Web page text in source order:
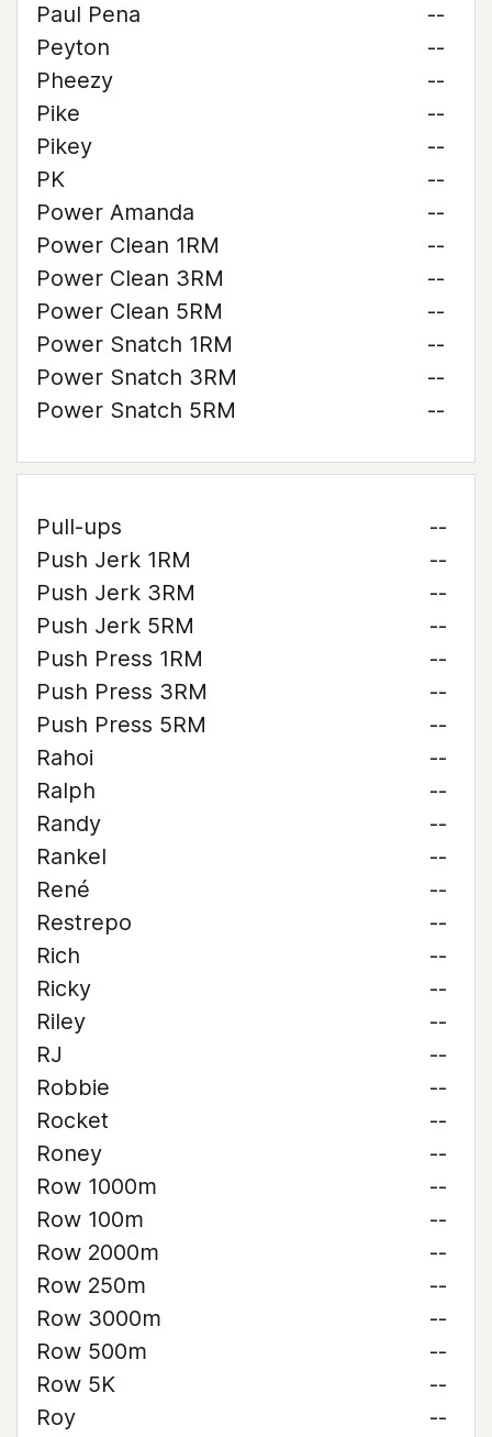
Paul Pena
--
Peyton
--
Pheezy
--
Pike
--
Pikey
--
PK
--
Power Amanda
--
Power Clean 1RM
--
Power Clean 3RM
--
Power Clean 5RM
--
Power Snatch 1RM
--
Power Snatch 3RM
--
Power Snatch 5RM
--
Pull-ups
--
Push Jerk 1RM
--
Push Jerk 3RM
--
Push Jerk 5RM
--
Push Press 1RM
--
Push Press 3RM
--
Push Press 5RM
--
Rahoi
--
Ralph
--
Randy
--
Rankel
--
René
--
Restrepo
--
Rich
--
Ricky
--
Riley
--
RJ
--
Robbie
--
Rocket
--
Roney
--
Row 1000m
--
Row 100m
--
Row 2000m
--
Row 250m
--
Row 3000m
--
Row 500m
--
Row 5K
--
Roy
--